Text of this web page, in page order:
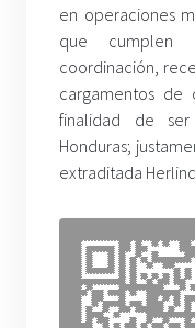
en operaciones
que cumplen
coordinación,
cargamentos
finalidad de
Honduras;
extraditada